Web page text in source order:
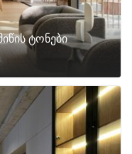
ტონები